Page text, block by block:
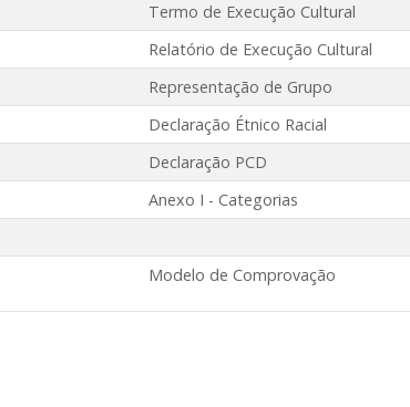
Termo de Execução Cultural
Relatório de Execução Cultural
Representação de Grupo
Declaração Étnico Racial
Declaração PCD
Anexo I - Categorias
Modelo de Comprovação